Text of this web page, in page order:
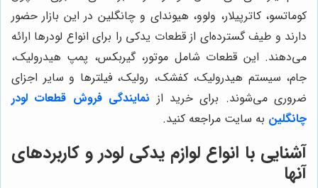
کوماتسو، کاترپیلار، ولوو، هیوندای و چانگلین در این بازار حضور
دارند و طیف گسترده‌ای از قطعات یدکی را برای انواع لودرها ارائه
می‌دهند. این قطعات شامل موتور، گیربکس، پمپ هیدرولیک،
جام، سیستم هیدرولیک، کفشک، رولیک، فیلترها و سایر اجزای
ضروری می‌شوند. برای خرید از نمایندگی فروش قطعات لودر
چانگلین به سایت مراجعه کنید.
آشنایی با انواع لوازم یدکی لودر و کاربردهای
آنها